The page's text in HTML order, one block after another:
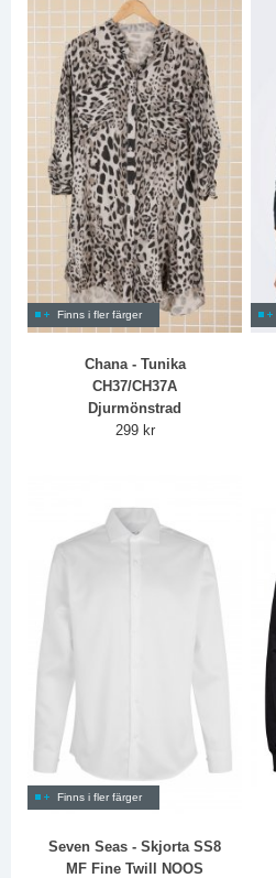
Finns i fler färger
Chana - Tunika
CH37/CH37A
Djurmönstrad
299 kr
Finns i fler färger
Seven Seas - Skjorta SS8
MF Fine Twill NOOS